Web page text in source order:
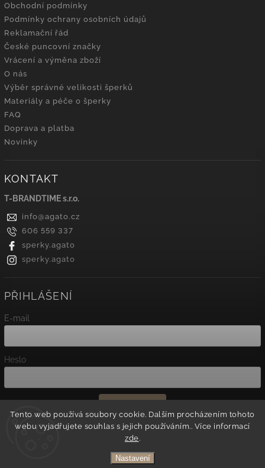
Tento web používá soubory cookie. Dalším procházením tohoto
webu vyjadřujete souhlas s jejich používáním.. Více informací
zde.
Nastavení
Obchodní podmínky
Podmínky ochrany osobních údajů
Reklamační řád
České puncovní značky
Vrácení a výměna zboží
O nás
Výběr správné velikosti šperků
Materiály a péče o šperky
FAQ
Doprava a platba
Novinky
KONTAKT
T-BRANDTIME s.r.o.
info@agato.cz
606 559 337
sperky.agato
sperky.agato
PŘIHLÁŠENÍ
E-mail
Heslo
Nová registrace